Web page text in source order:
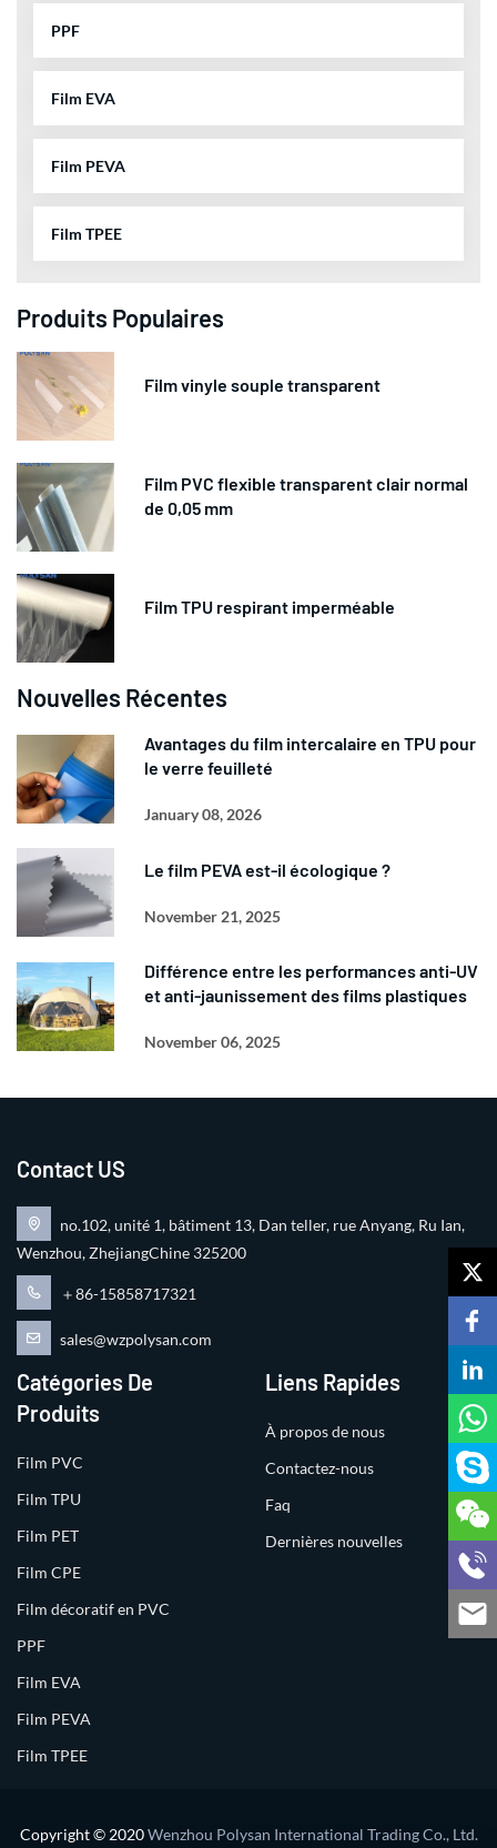
PPF
Film EVA
Film PEVA
Film TPEE
Produits Populaires
Film vinyle souple transparent
Film PVC flexible transparent clair normal
de 0,05 mm
Film TPU respirant imperméable
Nouvelles Récentes
Avantages du film intercalaire en TPU pour
le verre feuilleté
January 08, 2026
Le film PEVA est-il écologique ?
November 21, 2025
Différence entre les performances anti-UV
et anti-jaunissement des films plastiques
November 06, 2025
Contact US
no.102, unité 1, bâtiment 13, Dan teller, rue Anyang, Ru Ian,
Wenzhou, ZhejiangChine 325200
＋86-15858717321
sales@wzpolysan.com
Catégories De
Produits
Film PVC
Film TPU
Film PET
Film CPE
Film décoratif en PVC
PPF
Film EVA
Film PEVA
Film TPEE
Liens Rapides
À propos de nous
Contactez-nous
Faq
Dernières nouvelles
Copyright © 2020Wenzhou Polysan International Trading Co., Ltd.